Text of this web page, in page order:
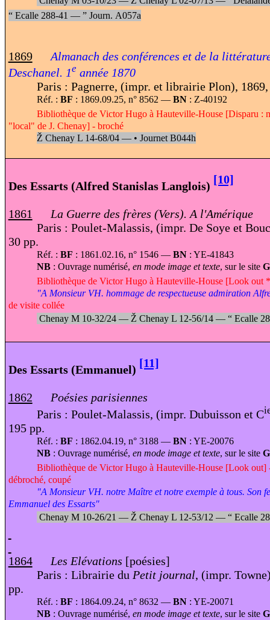
“Ecalle 288-41 — ”Journ. A057a
1869
Almanach des conférences et de la
Deschanel. 1eannée 1870
Paris : Pagnerre, (impr. et librairie Plon),
Réf. : BF : 1869.09.25, n° 8562 — BN: Z-40192
Bibliothèque de Victor Hugo à Hauteville-House [Disparu :
"local" de J. Chenay] - broché
Ž Chenay L 14-68/04 — • Journet B044h
Des Essarts (Alfred Stanislas Langlois) [10]
1861 La Guerredes frères (Vers). A l'Amérique
Paris : Poulet-Malassis, (impr. De Soye et
30 pp.
Réf. : BF : 1861.02.16, n° 1546 — BN: YE-41843
NB: Ouvrage numérisé, en mode image et texte, sur le site
Bibliothèque de Victor Hugo à Hauteville-House [Look out
"A Monsieur VH. hommage de respectueuse admiration
de visite collée
Chenay M 10-32/24 — Ž Chenay L 12-56/14 — “Ecalle
Des Essarts (Emmanuel) [11]
1862
Poésies parisiennes
Paris : Poulet-Malassis, (impr. Dubuisson et C
195 pp.
Réf. : BF : 1862.04.19, n° 3188 — BN: YE-20076
NB: Ouvrage numérisé, en mode image et texte, sur le site
Bibliothèque de Victor Hugo à Hauteville-House [Look out]
débroché, coupé
"A Monsieur VH. notre Maître et notre exemple à tous. Son
Emmanuel des Essarts"
Chenay M 10-26/21 — Ž Chenay L 12-53/12 — “Ecalle
1864 Les Elévations [poésies]
Paris : Librairie du Petit journal, (impr.
pp.
Réf. : BF : 1864.09.24, n° 8632 — BN: YE-20071
NB: Ouvrage numérisé, en mode image et texte, sur le site